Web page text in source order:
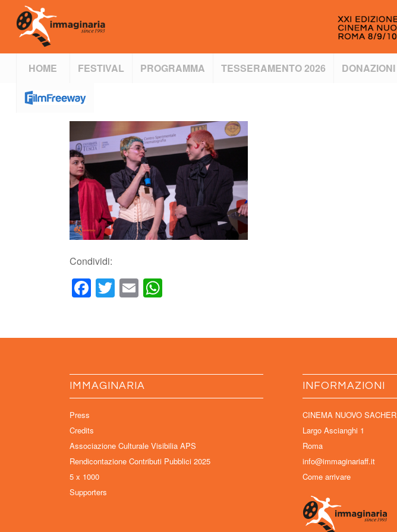
HOME FESTIVAL PROGRAMMA TESSERAMENTO 2026 DONAZIONI
Condividi:
Facebook
Twitter
Email
IMMAGINARIA
Press
Credits
Associazione Culturale Visibilia APS
Rendicontazione Contributi Pubblici 2025
5 x 1000
Supporters
INFORMAZIONI
CINEMA NUOVO SACHER
Largo Ascianghi 1
Roma
info@immaginariaff.it
Come arrivare